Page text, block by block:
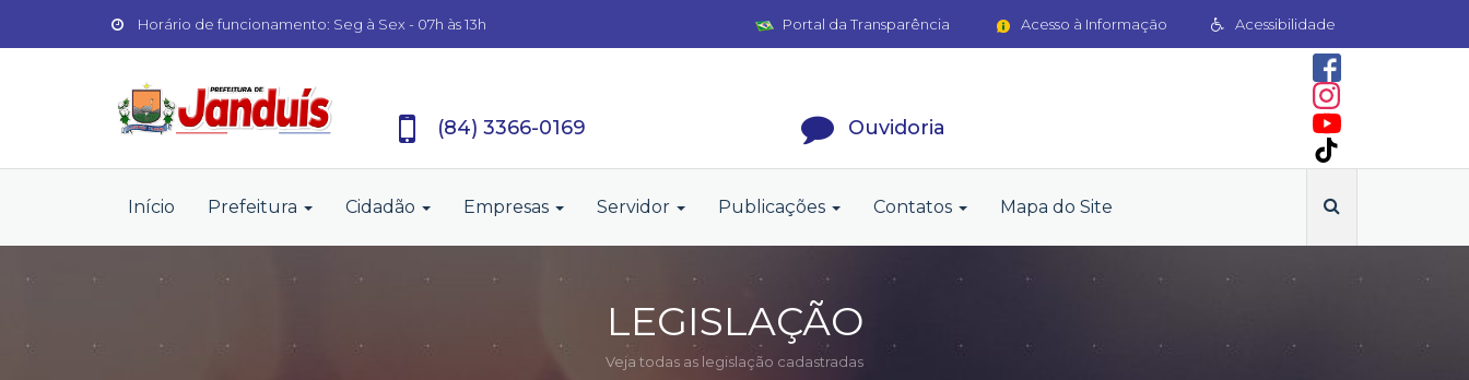
Horário de funcionamento: Seg à Sex - 07h às 13h Acessibilidade
Acesso à Informação
Portal da Transparência
(84) 3366-0169 Ouvidoria
Início Prefeitura Cidadão Empresas Servidor Publicações Contatos Mapa do Site
LEGISLAÇÃO
Veja todas as legislação cadastradas